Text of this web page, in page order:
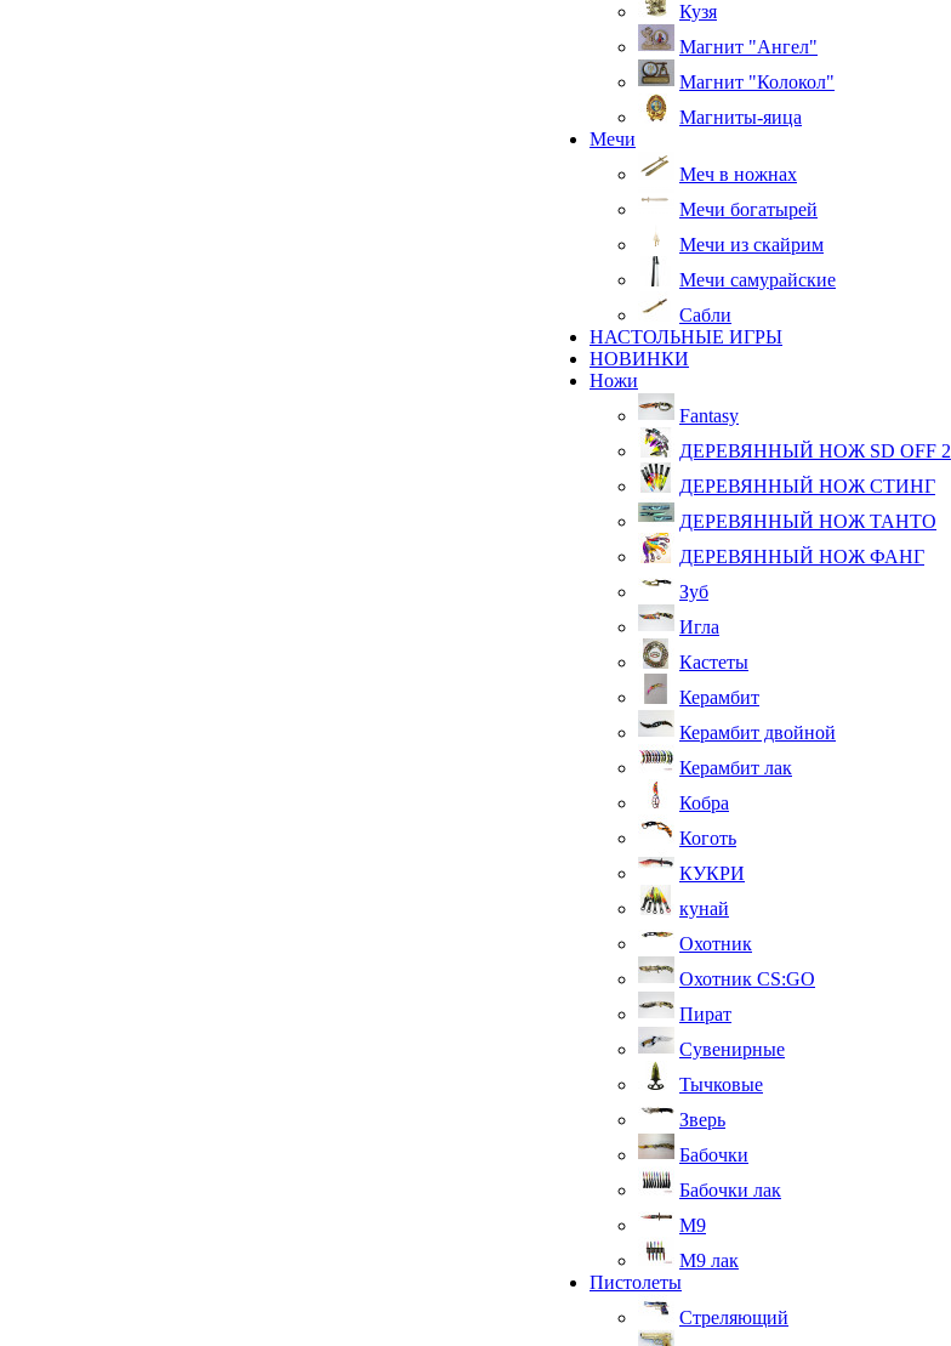
Кузя
Магнит "Ангел"
Магнит "Колокол"
Магниты-яица
Мечи
Меч в ножнах
Мечи богатырей
Мечи из скайрим
Мечи самурайские
Сабли
НАСТОЛЬНЫЕ ИГРЫ
НОВИНКИ
Ножи
Fantasy
ДЕРЕВЯННЫЙ НОЖ SD OFF 2
ДЕРЕВЯННЫЙ НОЖ СТИНГ
ДЕРЕВЯННЫЙ НОЖ ТАНТО
ДЕРЕВЯННЫЙ НОЖ ФАНГ
Зуб
Игла
Кастеты
Керамбит
Керамбит двойной
Керамбит лак
Кобра
Коготь
КУКРИ
кунай
Охотник
Охотник CS:GO
Пират
Сувенирные
Тычковые
Зверь
Бабочки
Бабочки лак
М9
M9 лак
Пистолеты
Стреляющий